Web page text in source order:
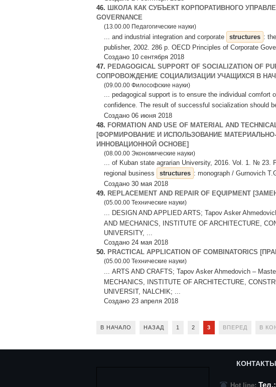
46. ШКОЛА КАК СУБЪЕКТ КОРПОРАТИВНОГО
GOVERNANCE
(13.00.00 Педагогические науки)
... and industrial integration and corporate structures :
publisher, 2002. 286 p. OECD Principles of Corporate
Создано 10 сентября 2018
47. PEDAGOGICAL SUPPORT OF SOCIALIZATION OF
СОПРОВОЖДЕНИЕ СОЦИАЛИЗАЦИИ УЧАЩИХСЯ В
(09.00.00 Философские науки)
... pedagogical support is to ensure the individual comfort
confidence. The result of successful socialization should
Создано 06 июня 2018
48. FORMATION AND USE OF MATERIAL AND
[ФОРМИРОВАНИЕ И ИСПОЛЬЗОВАНИЕ
ИННОВАЦИОННОЙ ОСНОВЕ]
(08.00.00 Экономические науки)
... of Kuban state agrarian University, 2016. Vol. 1. № 23.
regional business
structures : monograph / Gurnovich
Создано 30 мая 2018
49. REPLACEMENT AND REPAIR OF EQUIPMENT
(05.00.00 Технические науки)
... DESIGN AND APPLIED ARTS; Tapov Asker
AND MECHANICS, INSTITUTE OF ARCHITECTURE,
UNIVERSITY, ...
Создано 24 мая 2018
50. PRACTICAL APPLICATION OF
(05.00.00 Технические науки)
... ARTS AND CRAFTS; Tapov Asker Ahmedovich –
MECHANICS, INSTITUTE OF ARCHITECTURE,
UNIVERSIT, NALCHIK; ...
Создано 23 апреля 2018
В НАЧАЛО НАЗАД 1 2 3 ВПЕРЕД В
Hot line: